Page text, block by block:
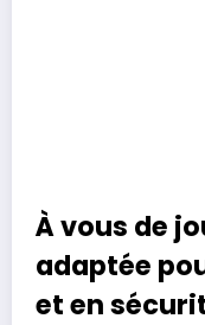
À vous de
adaptée
et en